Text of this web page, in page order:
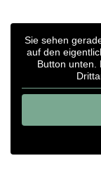
Sie sehen
auf den
Button unten.